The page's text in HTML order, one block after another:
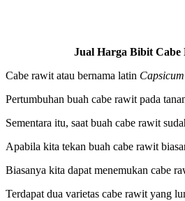
Jual Harga Bibit Cabe
Cabe rawit atau bernama latin
Pertumbuhan buah cabe rawit pada
Sementara itu, saat buah cabe rawit
Apabila kita tekan buah cabe rawit
Biasanya kita dapat menemukan cabe
Terdapat dua varietas cabe rawit yang